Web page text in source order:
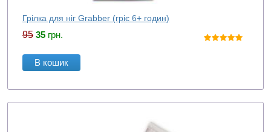
Грілка для ніг Grabber (гріє 6+ годин)
95 35 грн.
В кошик